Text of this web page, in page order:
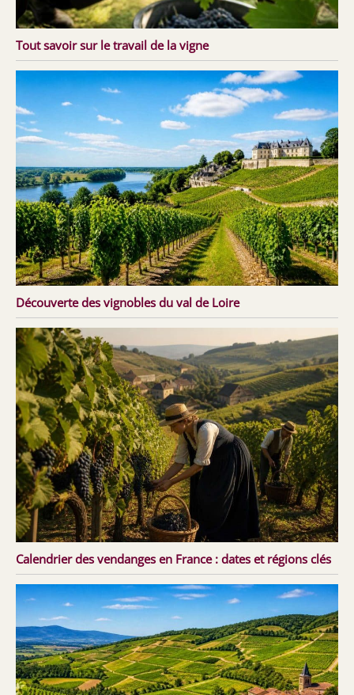
Tout savoir sur le travail de la vigne
Découverte des vignobles du val de Loire
Calendrier des vendanges en France : dates et régions clés